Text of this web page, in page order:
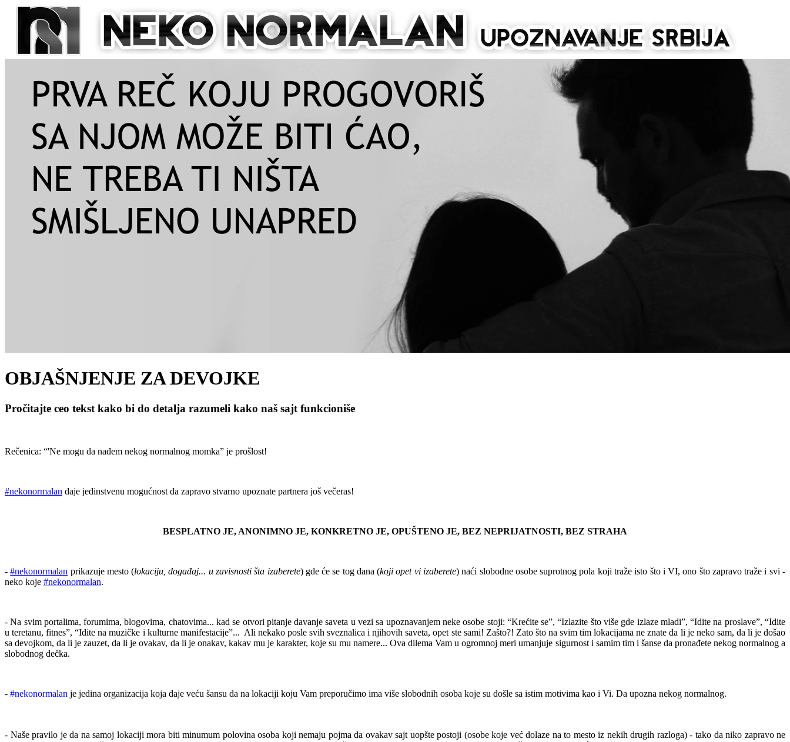
OBJAŠNJENJE ZA DEVOJKE
Pročitajte ceo tekst kako bi do detalja razumeli kako naš sajt funkcioniše
Rečenica: “'Ne mogu da nađem nekog normalnog momka” je prošlost!
#nekonormalan daje jedinstvenu mogućnost da zapravo stvarno upoznate partnera još večeras!
BESPLATNO JE, ANONIMNO JE, KONKRETNO JE, OPUŠTENO JE, BEZ NEPRIJATNOSTI, BEZ STRAHA
-#nekonormalan prikazujemesto (lokaciju, događaj... u zavisnosti šta izaberete) gde će se tog dana (koji opet vi izaberete) naći slobodne osobe suprotnog pola koji traže isto što i VI, ono što zapravo traže i svi -
neko koje #nekonormalan.
- Na svim portalima, forumima, blogovima, chatovima...kad se otvori pitanje davanje saveta u vezi sa upoznavanjem neke osobe stoji: “Krećite se”, “Izlazite što više gde izlaze mladi”, “Idite na proslave”, “Idite
u teretanu,fitnes”, “Idite na muzičke i kulturne manifestacije”... Ali nekako posle svih sveznalica i njihovih saveta,opet ste sami! Zašto?! Zato što na svim tim lokacijama ne znate da li je neko sam, da li je došao
sa devojkom,da li je zauzet,da li je ovakav, da li je onakav, kakav mu je karakter, koje su mu namere... Ova dilema Vam u ogromnoj meri umanjuje sigurnost i samim tim i šanse da pronađete nekog normalnoga
slobodnog dečka.
- #nekonormalan je jedina organizacija koja daje veću šansu da na lokaciji koju Vam preporučimo ima više slobodnih osoba koje su došle sa istim motivima kao i Vi. Da upozna nekog normalnog.
- Naše pravilo je da na samoj lokaciji mora bitiminumum polovinaosoba koji nemaju pojma da ovakav sajt uopšte postoji (osobe koje već dolaze na to mesto iz nekih drugih razloga) - tako da niko zapravo ne